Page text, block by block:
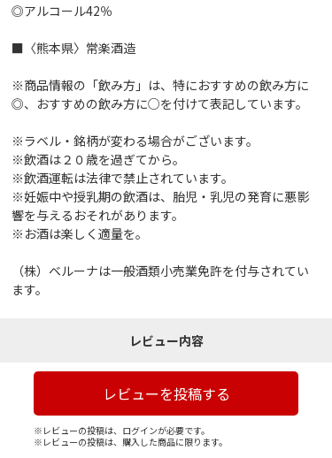
◎アルコール42％
■〈熊本県〉常楽酒造
※商品情報の「飲み方」は、特におすすめの飲み方に
◎、おすすめの飲み方に○を付けて表記しています。
※ラベル・銘柄が変わる場合がございます。
※飲酒は２０歳を過ぎてから。
※飲酒運転は法律で禁止されています。
※妊娠中や授乳期の飲酒は、胎児・乳児の発育に悪影
響を与えるおそれがあります。
※お酒は楽しく適量を。
（株）ベルーナは一般酒類小売業免許を付与されてい
ます。
レビュー内容
レビューを投稿する
※レビューの投稿は、ログインが必要です。
※レビューの投稿は、購入した商品に限ります。